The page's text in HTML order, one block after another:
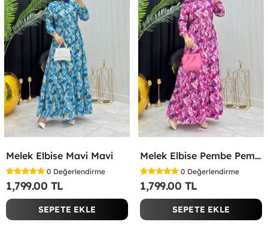
Melek Elbise Mavi Mavi
0 Değerlendirme
1,799.00 TL
SEPETE EKLE
Melek Elbise Pembe Pembe
0 Değerlendirme
1,799.00 TL
SEPETE EKLE